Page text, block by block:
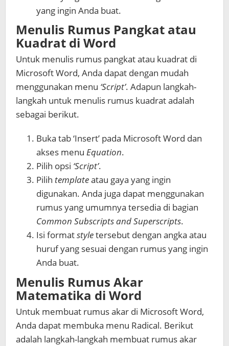
yang ingin Anda buat.
Menulis Rumus Pangkat atau
Kuadrat di Word
Untuk menulis rumus pangkat atau kuadrat di
Microsoft Word, Anda dapat dengan mudah
menggunakan menu ‘Script’. Adapun langkah-
langkah untuk menulis rumus kuadrat adalah
sebagai berikut.
Buka tab ‘Insert’ pada Microsoft Word dan
akses menu Equation.
Pilih opsi ‘Script’.
Pilih templateatau gaya yang ingin
digunakan. Anda juga dapat menggunakan
rumus yang umumnya tersedia di bagian
Common Subscripts and Superscripts.
Isi formatstyletersebut dengan angka atau
huruf yang sesuai dengan rumus yang ingin
Anda buat.
Menulis Rumus Akar
Matematika di Word
Untuk membuat rumus akar di Microsoft Word,
Anda dapat membuka menu Radical. Berikut
adalah langkah-langkah membuat rumus akar